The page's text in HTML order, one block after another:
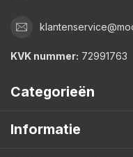
KVK nummer: 72991763
Categorieën
Informatie